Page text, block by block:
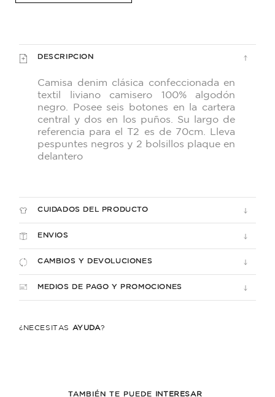
DESCRIPCION
Camisa denim clásica confeccionada en
textil
liviano camisero 100% algodón
negro. Posee seis botones en la cartera
central y dos en los puños. Su largo de
referencia para el T2 es de 70cm. Lleva
pespuntes negros y 2 bolsillos plaque en
delantero
CUIDADOS DEL PRODUCTO
ENVIOS
CAMBIOS Y DEVOLUCIONES
MEDIOS DE PAGO Y PROMOCIONES
¿NECESITÁS AYUDA?
TAMBIÉN TE PUEDE INTERESAR